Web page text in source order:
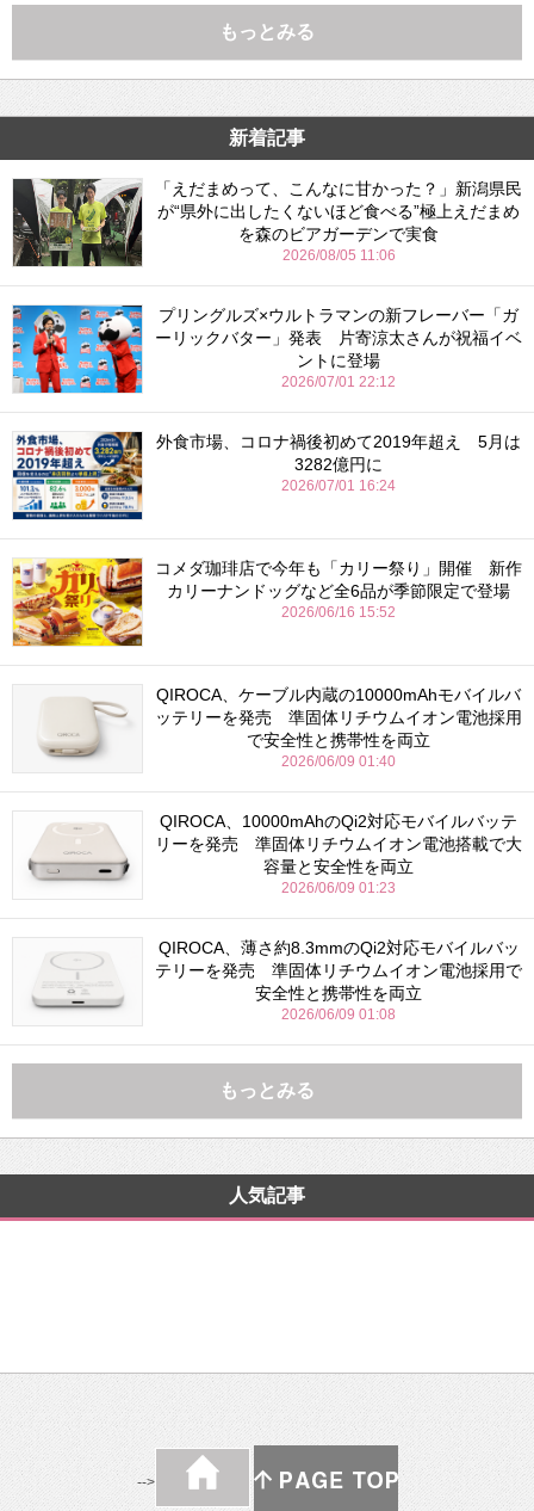
もっとみる
新着記事
「えだまめって、こんなに甘かった？」新潟県民
が“県外に出したくないほど食べる”極上えだまめ
を森のビアガーデンで実食
2026/08/05 11:06
プリングルズ×ウルトラマンの新フレーバー「ガ
ーリックバター」発表 片寄涼太さんが祝福イベ
ントに登場
2026/07/01 22:12
外食市場、コロナ禍後初めて2019年超え 5月は
3282億円に
2026/07/01 16:24
コメダ珈琲店で今年も「カリー祭り」開催 新作
カリーナンドッグなど全6品が季節限定で登場
2026/06/16 15:52
QIROCA、ケーブル内蔵の10000mAhモバイルバ
ッテリーを発売 準固体リチウムイオン電池採用
で安全性と携帯性を両立
2026/06/09 01:40
QIROCA、10000mAhのQi2対応モバイルバッテ
リーを発売 準固体リチウムイオン電池搭載で大
容量と安全性を両立
2026/06/09 01:23
QIROCA、薄さ約8.3mmのQi2対応モバイルバッ
テリーを発売 準固体リチウムイオン電池採用で
安全性と携帯性を両立
2026/06/09 01:08
もっとみる
人気記事
-->